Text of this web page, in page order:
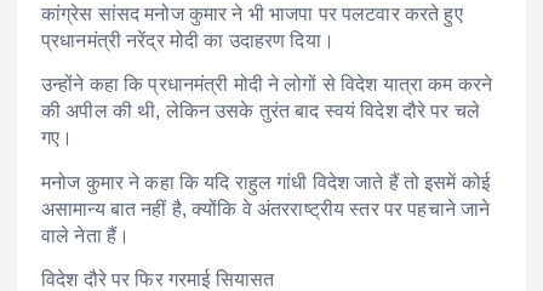
कांग्रेस सांसद मनोज कुमार ने भी भाजपा पर पलटवार करते हुए
प्रधानमंत्री नरेंद्र मोदी का उदाहरण दिया।
उन्होंने कहा कि प्रधानमंत्री मोदी ने लोगों से विदेश यात्रा कम करने
की अपील की थी, लेकिन उसके तुरंत बाद स्वयं विदेश दौरे पर चले
गए।
मनोज कुमार ने कहा कि यदि राहुल गांधी विदेश जाते हैं तो इसमें कोई
असामान्य बात नहीं है, क्योंकि वे अंतरराष्ट्रीय स्तर पर पहचाने जाने
वाले नेता हैं।
विदेश दौरे पर फिर गरमाई सियासत